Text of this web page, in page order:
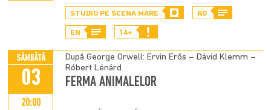
STUDIO PE SCENA MARE RO
EN 14+
SÂMBĂTĂ
03
20:00
După George Orwell: Ervin Erős – Dávid Klemm –
Róbert Lénárd
FERMA ANIMALELOR